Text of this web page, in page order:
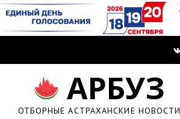
АРБУЗ
ОТБОРНЫЕ АСТРАХАНСКИЕ НОВОСТИ